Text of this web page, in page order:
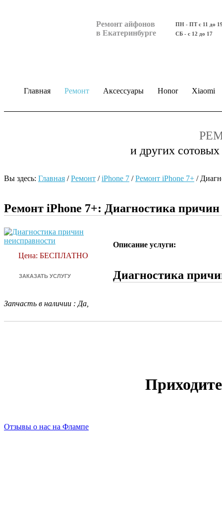
Ремонт айфонов
в Екатеринбурге
ПН - ПТ с 11 до
СБ - с 12 до 17
Главная Ремонт Аксессуары Honor Xiaomi
и других
Вы здесь: Главная /Ремонт /iPhone 7 /Ремонт iPhone 7+ /
Ремонт iPhone 7+: Диагностика причин
Цена: БЕСПЛАТНО
Описание услуги:
Диагностика
Запчасть в наличии : Да,
Отзывы о нас на Флампе